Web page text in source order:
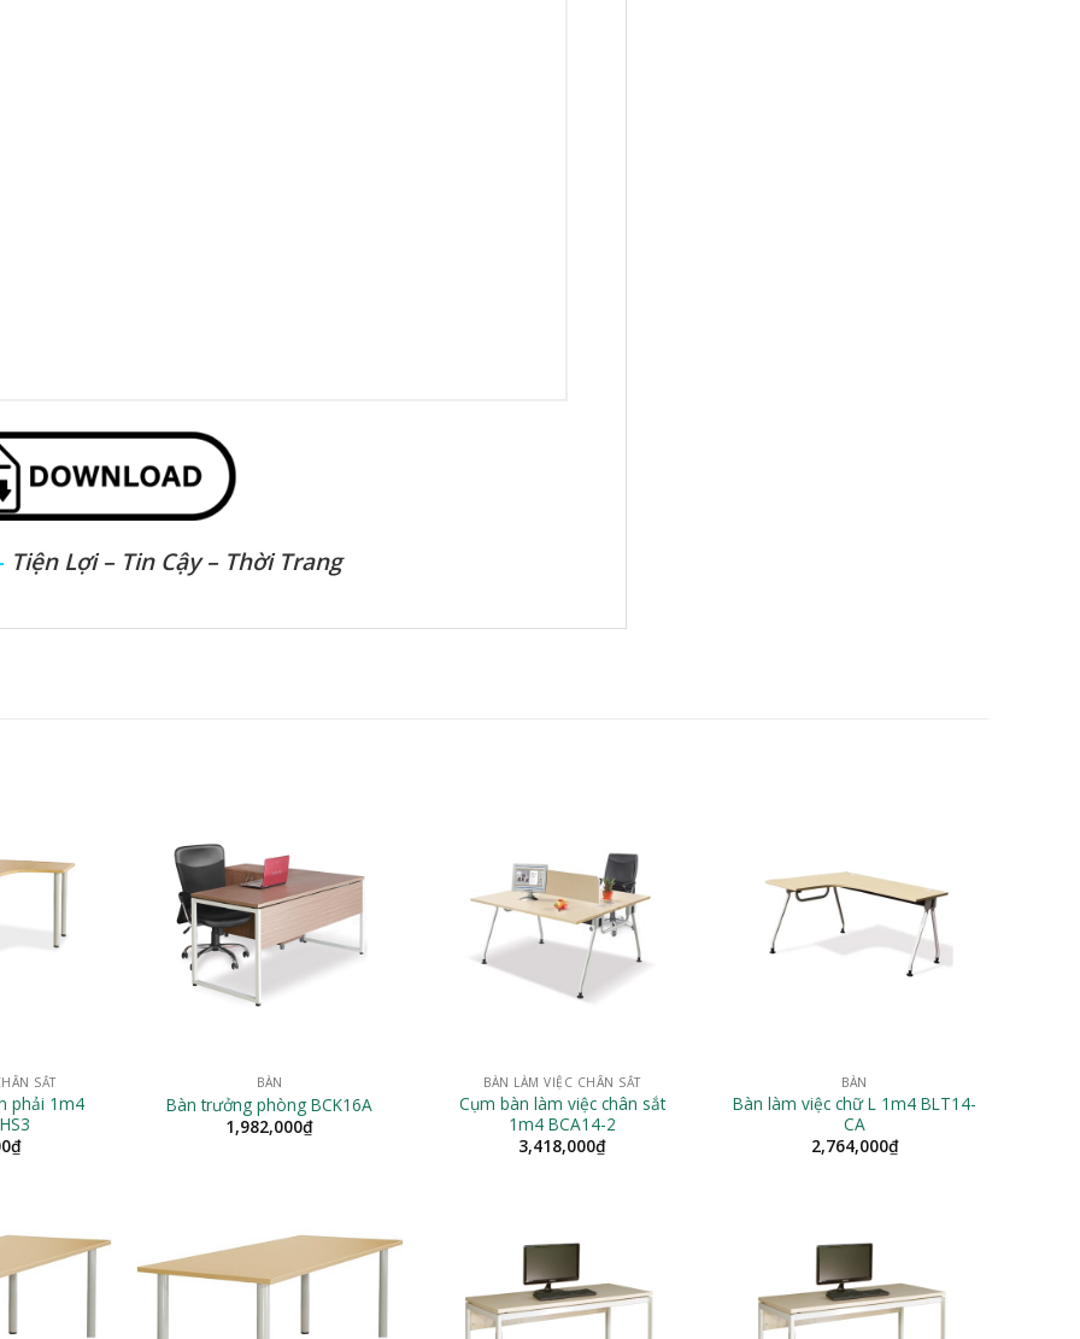
Tiện Lợi – Tin Cậy – Thời Trang
SẮT
phải 1m4
₫
BÀN
Bàn trưởng phòng BCK16A
1,982,000₫
BÀN LÀM VIỆC CHÂN SẮT
Cụm bàn làm việc chân sắt
1m4 BCA14-2
3,418,000₫
BÀN
Bàn làm việc chữ L 1m4 BLT14-
CA
2,764,000₫